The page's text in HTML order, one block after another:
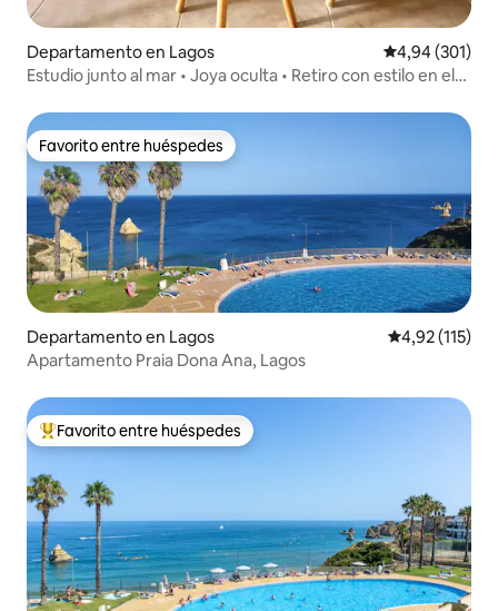
Departamento en Lagos Calificación
4,94 (301)
Estudio junto al mar • Joya oculta • Retiro con estilo en el
Favorito entre huéspedes
Favorito entre huéspedes
Departamento en Lagos Calificación
4,92 (115)
Apartamento Praia Dona Ana, Lagos
Favorito entre los huéspedes más destacados
Favorito entre huéspedes